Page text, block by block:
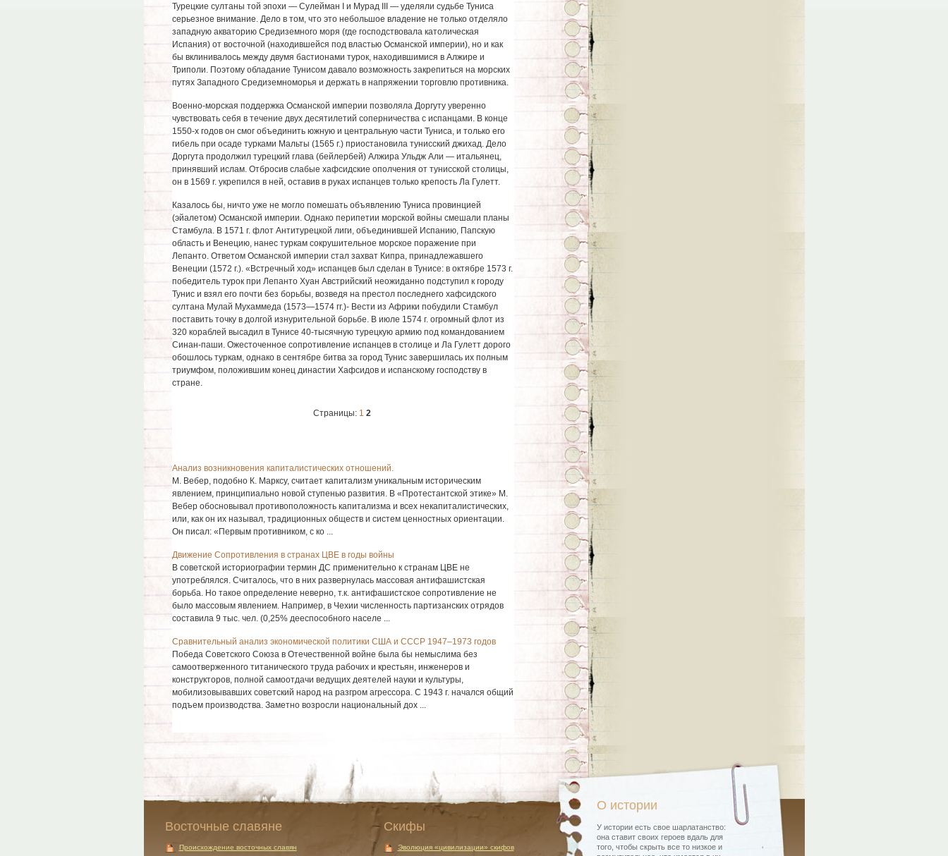
Турецкие султаны той эпохи — Сулейман I и Мурад III — уделяли судьбе Туниса
серьезное внимание. Дело в том, что это небольшое владение не только отделяло
западную акваторию Средиземного моря (где господствовала католическая
Испания) от восточной (находившейся под властью Османской империи), но и как
бы вклинивалось между двумя бастионами турок, находившимися в Алжире и
Триполи. Поэтому обладание Тунисом давало возможность закрепиться на морских
путях Западного Средиземноморья и держать в напряжении торговлю противника.
Военно-морская поддержка Османской империи позволяла Доргуту уверенно
чувствовать себя в течение двух десятилетий соперничества с испанцами. В конце
1550-х годов он смог объединить южную и центральную части Туниса, и только его
гибель при осаде турками Мальты (1565 г.) приостановила тунисский джихад. Дело
Доргута продолжил турецкий глава (бейлербей) Алжира Ульдж Али — итальянец,
принявший ислам. Отбросив слабые хафсидские ополчения от тунисской столицы,
он в 1569 г. укрепился в ней, оставив в руках испанцев только крепость Ла Гулетт.
Казалось бы, ничто уже не могло помешать объявлению Туниса провинцией
(эйалетом) Османской империи. Однако перипетии морской войны смешали планы
Стамбула. В 1571 г. флот Антитурецкой лиги, объединившей Испанию, Папскую
область и Венецию, нанес туркам сокрушительное морское поражение при
Лепанто. Ответом Османской империи стал захват Кипра, принадлежавшего
Венеции (1572 г.). «Встречный ход» испанцев был сделан в Тунисе: в октябре 1573 г.
победитель турок при Лепанто Хуан Австрийский неожиданно подступил к городу
Тунис и взял его почти без борьбы, возведя на престол последнего хафсидского
султана Мулай Мухаммеда (1573—1574 гг.)- Вести из Африки побудили Стамбул
поставить точку в долгой изнурительной борьбе. В июле 1574 г. огромный флот из
320 кораблей высадил в Тунисе 40-тысячную турецкую армию под командованием
Синан-паши. Ожесточенное сопротивление испанцев в столице и Ла Гулетт дорого
обошлось туркам, однако в сентябре битва за город Тунис завершилась их полным
триумфом, положившим конец династии Хафсидов и испанскому господству в
стране.
Страницы: 1 2
Анализ возникновения капиталистических отношений.
М. Вебер, подобно К. Марксу, считает капитализм уникальным историческим
явлением, принципиально новой ступенью развития. В «Протестантской этике» М.
Вебер обосновывал противоположность капитализма и всех некапиталистических,
или, как он их называл, традиционных обществ и систем ценностных ориентации.
Он писал: «Первым противником, с ко ...
Движение Сопротивления в странах ЦВЕ в годы войны
В советской историографии термин ДС применительно к странам ЦВЕ не
употреблялся. Считалось, что в них развернулась массовая антифашистская
борьба. Но такое определение неверно, т.к. антифашистское сопротивление не
было массовым явлением. Например, в Чехии численность партизанских отрядов
составила 9 тыс. чел. (0,25% дееспособного населе ...
Сравнительный анализ экономической политики США и СССР 1947–1973 годов
Победа Советского Союза в Отечественной войне была бы немыслима без
самоотверженного титанического труда рабочих и крестьян, инженеров и
конструкторов, полной самоотдачи ведущих деятелей науки и культуры,
мобилизовывавших советский народ на разгром агрессора. С 1943 г. начался общий
подъем производства. Заметно возросли национальный дох ...
Восточные славяне
Происхождение восточных славян
Скифы
Эволюция «цивилизации» скифов
О истории
У истории есть свое шарлатанство:
она ставит своих героев вдаль для
того, чтобы скрыть все то низкое и